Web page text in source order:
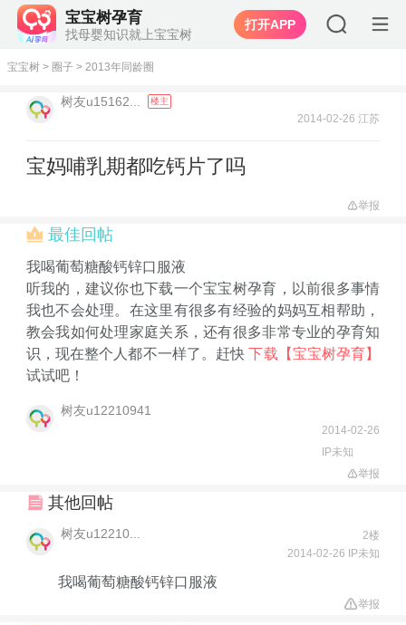
宝宝树孕育
找母婴知识就上宝宝树
打开APP
宝宝树 > 圈子 > 2013年同龄圈
树友u15162... 楼主
2014-02-26 江苏
宝妈哺乳期都吃钙片了吗
举报
最佳回帖
我喝葡萄糖酸钙锌口服液
听我的，建议你也下载一个宝宝树孕育，以前很多事情
我也不会处理。在这里有很多有经验的妈妈互相帮助，
教会我如何处理家庭关系，还有很多非常专业的孕育知
识，现在整个人都不一样了。赶快下载【宝宝树孕育】
试试吧！
树友u12210941
2014-02-26
IP未知
举报
其他回帖
树友u12210...
2楼
2014-02-26 IP未知
我喝葡萄糖酸钙锌口服液
举报